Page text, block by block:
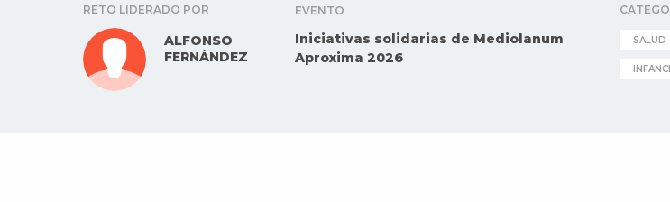
RETO LIDERADO POR
ALFONSO
FERNÁNDEZ
EVENTO
Iniciativas solidarias de Mediolanum
Aproxima 2026
SALUD